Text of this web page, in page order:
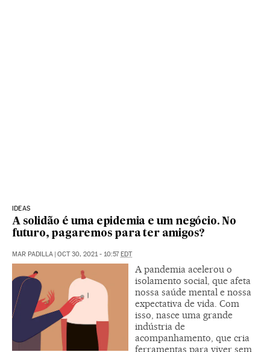
IDEAS
A solidão é uma epidemia e um negócio. No
futuro, pagaremos para ter amigos?
MAR PADILLA OCT 30, 2021 - 10:57 EDT
A pandemia acelerou o
isolamento social, que afeta
nossa saúde mental e nossa
expectativa de vida. Com
isso, nasce uma grande
indústria de
acompanhamento, que cria
ferramentas para viver sem